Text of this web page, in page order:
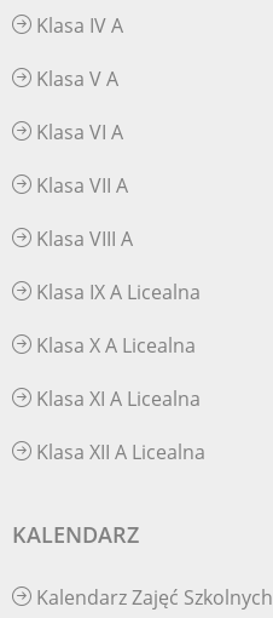
Klasa IV A
Klasa V A
Klasa VI A
Klasa VII A
Klasa VIII A
Klasa IX A Licealna
Klasa X A Licealna
Klasa XI A Licealna
Klasa XII A Licealna
KALENDARZ
Kalendarz Zajęć Szkolnych